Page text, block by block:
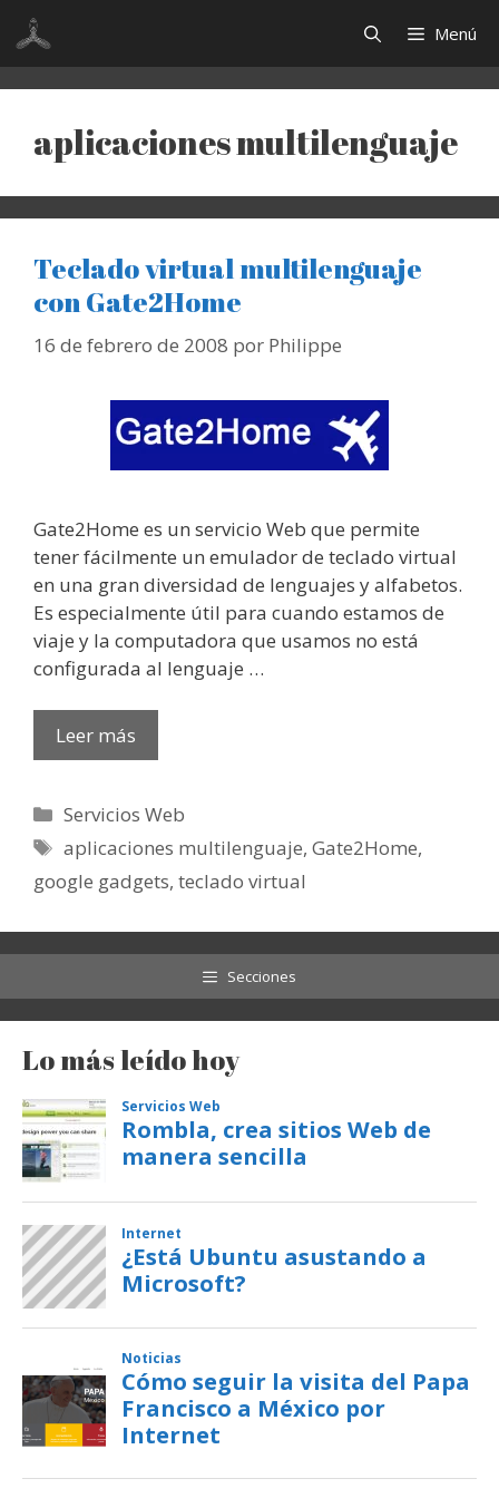
Saltar
contenido
Menú
aplicaciones multilenguaje
Teclado virtual multilenguaje
con Gate2Home
16 de febrero de 2008 por Philippe
Gate2Home es un servicio Web que permite
tener fácilmente un emulador de teclado virtual
en una gran diversidad de lenguajes y alfabetos.
Es especialmente útil para cuando estamos de
viaje y la computadora que usamos no está
configurada al lenguaje …
Leer más
Categorías
Servicios Web
Etiquetas
aplicaciones multilenguaje,Gate2Home,
google gadgets, teclado virtual
Secciones
Lo más leído hoy